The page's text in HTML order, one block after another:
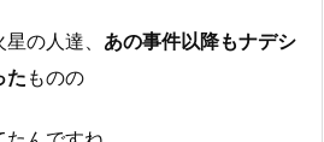
の人達、 あの事件以降もナデシ
た ものの